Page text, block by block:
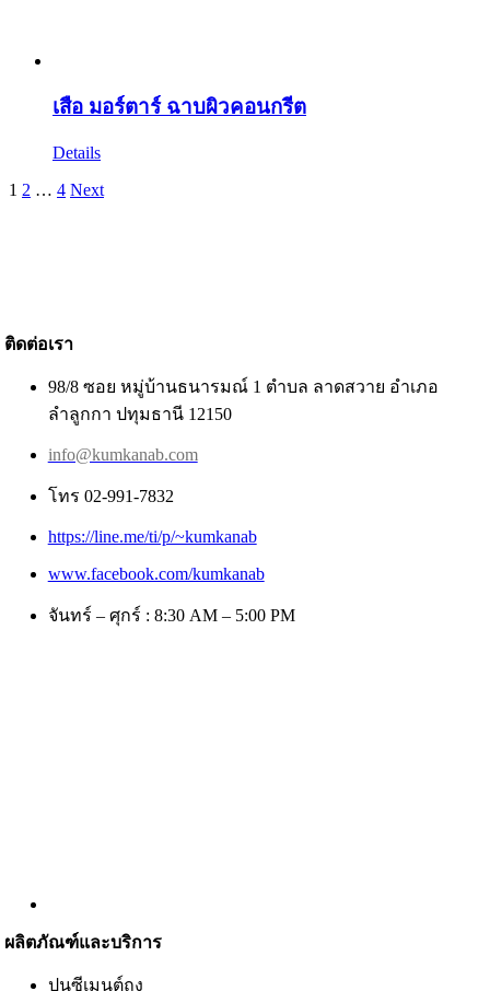
เสือ มอร์ตาร์ ฉาบผิวคอนกรีต
Details
1 2 … 4 Next
ติดต่อเรา
98/8 ซอย หมู่บ้านธนารมณ์ 1 ตำบล ลาดสวาย อำเภอ
ลำลูกกา ปทุมธานี 12150
info@kumkanab.com
โทร 02-991-7832
https://line.me/ti/p/~kumkanab
www.facebook.com/kumkanab
จันทร์ – ศุกร์ : 8:30 AM – 5:00 PM
ผลิตภัณฑ์และบริการ
ปูนซีเมนต์ถุง